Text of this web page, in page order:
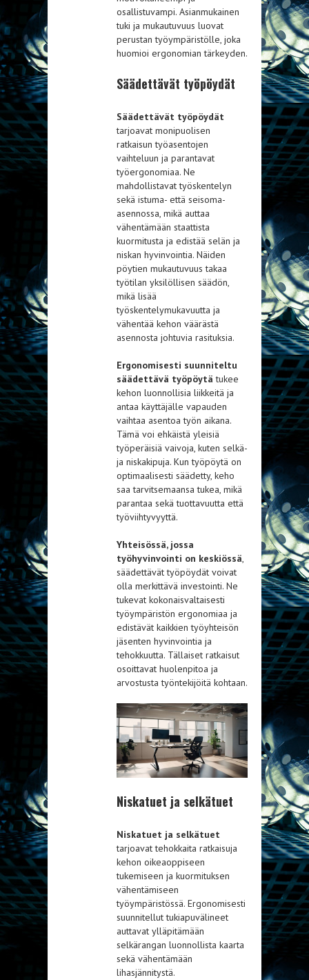
osallistuvampi. Asianmukainen
tuki ja mukautuvuus luovat
perustan työympäristölle, joka
huomioi ergonomian tärkeyden.
Säädettävät työpöydät
Säädettävät työpöydät
tarjoavat monipuolisen
ratkaisun työasentojen
vaihteluun ja parantavat
työergonomiaa. Ne
mahdollistavat työskentelyn
sekä istuma- että seisoma-
asennossa, mikä auttaa
vähentämään staattista
kuormitusta ja edistää selän ja
niskan hyvinvointia. Näiden
pöytien mukautuvuus takaa
työtilan yksilöllisen säädön,
mikä lisää
työskentelymukavuutta ja
vähentää kehon väärästä
asennosta johtuvia rasituksia.
Ergonomisesti suunniteltu
säädettävä työpöytä tukee
kehon luonnollisia liikkeitä ja
antaa käyttäjälle vapauden
vaihtaa asentoa työn aikana.
Tämä voi ehkäistä yleisiä
työperäisiä vaivoja, kuten selkä-
ja niskakipuja. Kun työpöytä on
optimaalisesti säädetty, keho
saa tarvitsemaansa tukea, mikä
parantaa sekä tuottavuutta että
työviihtyvyyttä.
Yhteisössä, jossa
työhyvinvointi on keskiössä,
säädettävät työpöydät voivat
olla merkittävä investointi. Ne
tukevat kokonaisvaltaisesti
työympäristön ergonomiaa ja
edistävät kaikkien työyhteisön
jäsenten hyvinvointia ja
tehokkuutta. Tällaiset ratkaisut
osoittavat huolenpitoa ja
arvostusta työntekijöitä kohtaan.
Niskatuet ja selkätuet
Niskatuet ja selkätuet
tarjoavat tehokkaita ratkaisuja
kehon oikeaoppiseen
tukemiseen ja kuormituksen
vähentämiseen
työympäristössä. Ergonomisesti
suunnitellut tukiapuvälineet
auttavat ylläpitämään
selkärangan luonnollista kaarta
sekä vähentämään
lihasjännitystä.